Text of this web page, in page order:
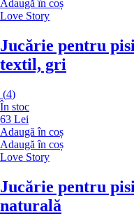
Adaugă în coș
Love Story
Jucărie pentru
textil, gri
(4)
În stoc
63 Lei
Adaugă în coș
Adaugă în coș
Love Story
Jucărie pentru
naturală